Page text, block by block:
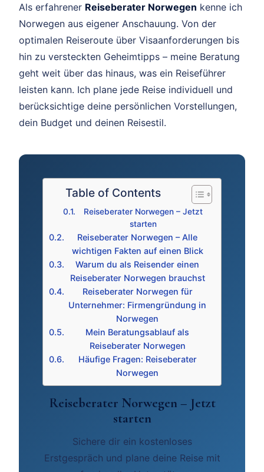
Als erfahrener Reiseberater Norwegen kenne ich
Norwegen aus eigener Anschauung. Von der
optimalen Reiseroute über Visaanforderungen bis
hin zu versteckten Geheimtipps – meine Beratung
geht weit über das hinaus, was ein Reiseführer
leisten kann. Ich plane jede Reise individuell und
berücksichtige deine persönlichen Vorstellungen,
dein Budget und deinen Reisestil.
Table of Contents
Reiseberater Norwegen – Jetzt
starten
Reiseberater Norwegen – Alle
wichtigen Fakten auf einen Blick
Warum du als Reisender einen
Reiseberater Norwegen brauchst
Reiseberater Norwegen für
Unternehmer: Firmengründung in
Norwegen
Mein Beratungsablauf als
Reiseberater Norwegen
Häufige Fragen: Reiseberater
Norwegen
Reiseberater Norwegen – Jetzt
starten
Sichere dir ein kostenloses
Erstgespräch und plane deine Reise mit